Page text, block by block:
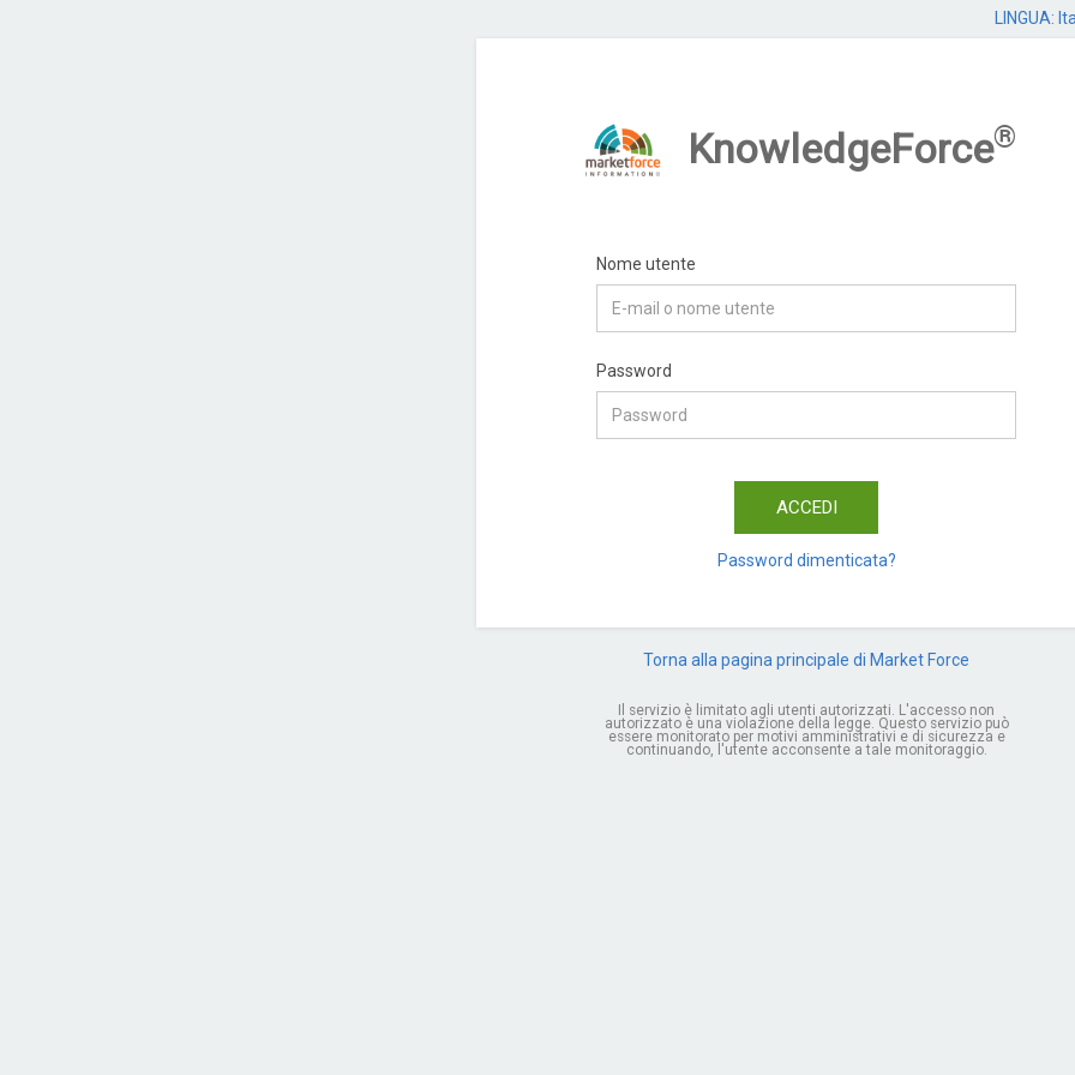
LINGUA:
KnowledgeForce®
Nome utente
Password
ACCEDI
Password dimenticata?
Torna alla pagina principale di Market Force
Il servizio è limitato agli utenti autorizzati. L'accesso non
autorizzato è una violazione della legge. Questo servizio può
essere monitorato per motivi amministrativi e di sicurezza e
continuando, l'utente acconsente a tale monitoraggio.